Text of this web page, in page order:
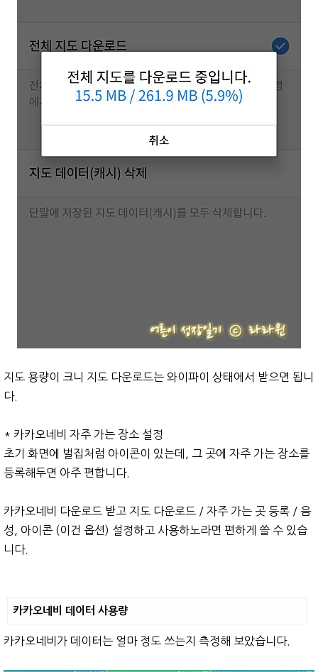
지도 용량이 크니 지도 다운로드는 와이파이 상태에서 받으면 됩니
다.
* 카카오네비 자주 가는 장소 설정
초기 화면에 벌집처럼 아이콘이 있는데, 그 곳에 자주 가는 장소를
등록해두면 아주 편합니다.
카카오네비 다운로드 받고 지도 다운로드 / 자주 가는 곳 등록 / 음
성, 아이콘 (이건 옵션) 설정하고 사용하노라면 편하게 쓸 수 있습
니다.
카카오네비 데이터 사용량
카카오네비가 데이터는 얼마 정도 쓰는지 측정해 보았습니다.